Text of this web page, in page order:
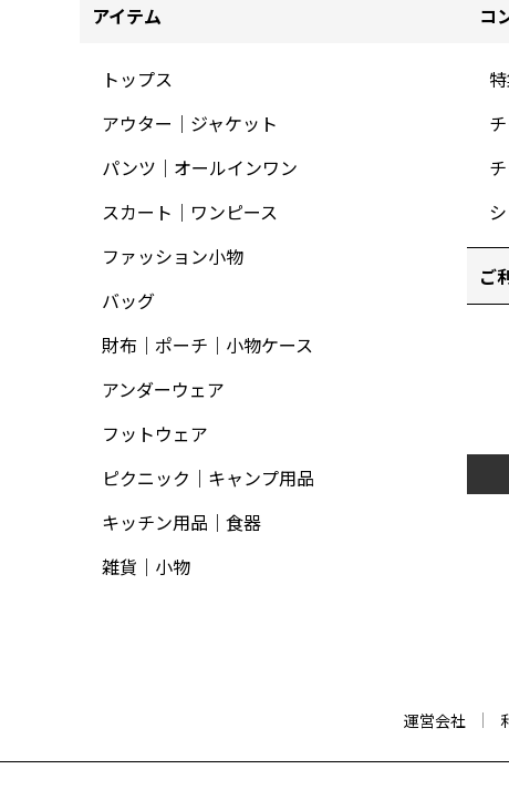
アイテム
トップス
アウター｜ジャケット
パンツ｜オールインワン
スカート｜ワンピース
ファッション小物
バッグ
財布｜ポーチ｜小物ケース
アンダーウェア
フットウェア
ピクニック｜キャンプ用品
キッチン用品｜食器
雑貨｜小物
コ
ご
運営会社